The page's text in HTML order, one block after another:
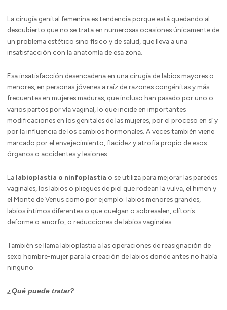
La cirugía genital femenina es tendencia porque está quedando al
descubierto que no se trata en numerosas ocasiones únicamente de
un problema estético sino físico y de salud, que lleva a una
insatisfacción con la anatomía de esa zona.
Esa insatisfacción desencadena en una cirugía de labios mayores o
menores, en personas jóvenes a raíz de razones congénitas y más
frecuentes en mujeres maduras, que incluso han pasado por uno o
varios partos por vía vaginal, lo que incide en importantes
modificaciones en los genitales de las mujeres, por el proceso en sí y
por la influencia de los cambios hormonales. A veces también viene
marcado por el envejecimiento, flacidez y atrofia propio de esos
órganos o accidentes y lesiones.
La labioplastia o ninfoplastia o se utiliza para mejorar las paredes
vaginales, los labios o pliegues de piel que rodean la vulva, el himen y
el Monte de Venus como por ejemplo: labios menores grandes,
labios íntimos diferentes o que cuelgan o sobresalen, clítoris
deforme o amorfo, o reducciones de labios vaginales.
También se llama labioplastia a las operaciones de reasignación de
sexo hombre-mujer para la creación de labios donde antes no había
ninguno.
¿Qué puede tratar?